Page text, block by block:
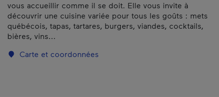
vous accueillir comme il se doit. Elle vous invite à
découvrir une cuisine variée pour tous les goûts : mets
québécois, tapas, tartares, burgers, viandes, cocktails,
bières, vins...
Carte et coordonnées